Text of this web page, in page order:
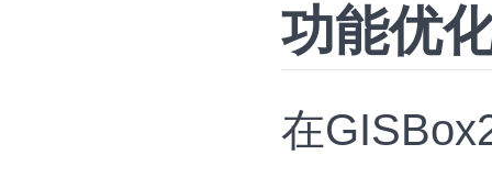
功能优
在